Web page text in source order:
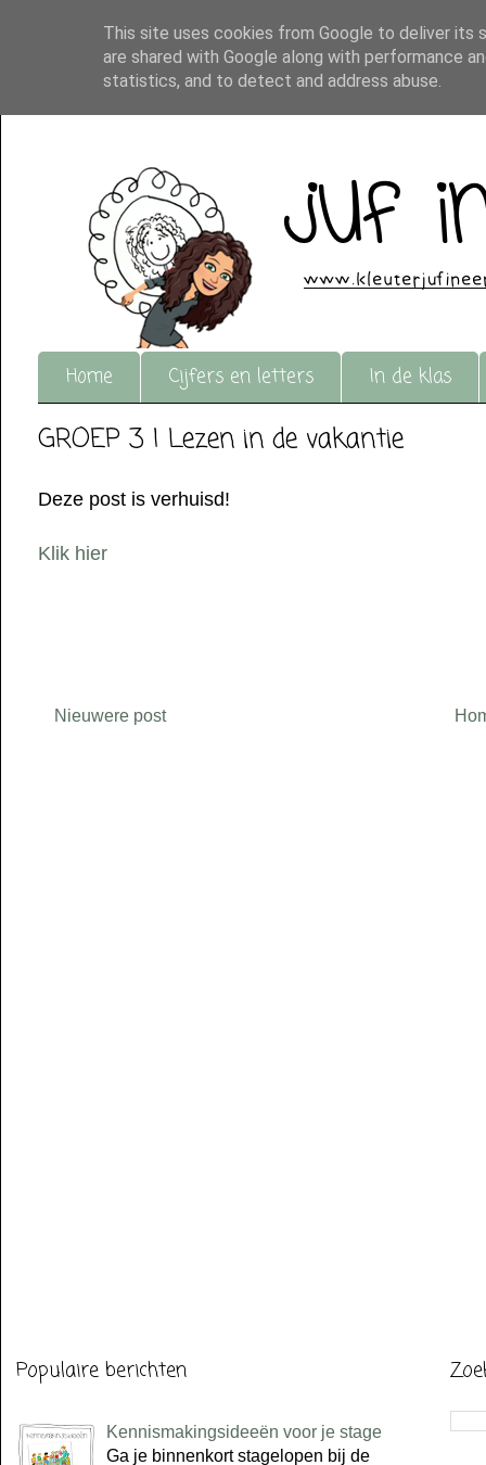
Home Cijfers en letters In de klas
GROEP 3 | Lezen in de vakantie
Deze post is verhuisd!
Klik hier
Nieuwere post
Populaire berichten
Kennismakingsideeën voor je stage
Ga je binnenkort stagelopen bij de
This site uses cookies from Google to deliver its
are shared with Google along with performance
statistics, and to detect and address abuse.